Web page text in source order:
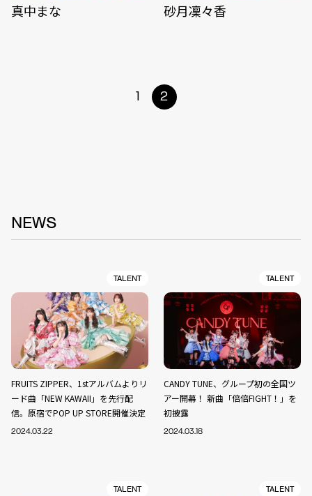
真中まな 砂月凜々香
1 2
NEWS
TALENT
FRUITS ZIPPER、1stアルバムよりリ
ード曲「NEW KAWAII」を先行配
信。原宿でPOP UP STORE開催決定
2024.03.22
TALENT
CANDY TUNE、グループ初の全国ツ
アー開幕！ 新曲「倍倍FIGHT！」を
初披露
2024.03.18
TALENT TALENT